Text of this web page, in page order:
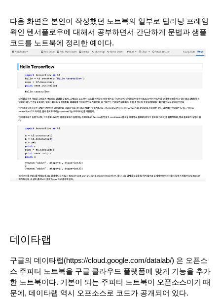
다음 화면은 본인이 작성했던 노트북의 일부로 딥러닝 프레임
웍인 텐서플로우에 대해서 공부하면서 간단하게 문법과 샘플
코드를 노트북에 정리한 예이다.
데이타랩
구글의 데이타랩(https://cloud.google.com/datalab/) 은 오픈소
스 주피터 노트북을 구글 클라우드 플랫폼에 맞게 기능을 추가
한 노트북이다. 기본이 되는 주피터 노트북이 오픈소스이기 때
문에, 데이타랩 역시 오프소스로 코드가 공개되어 있다.